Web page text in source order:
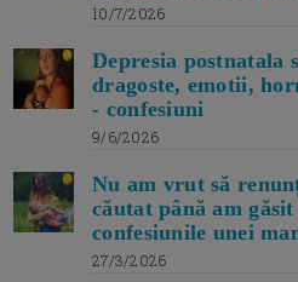
10/7/2026
Depresia postnatala
dragoste, emotii,
- confesiuni
9/6/2026
Nu am vrut să
căutat până am
confesiunile unei
27/3/2026